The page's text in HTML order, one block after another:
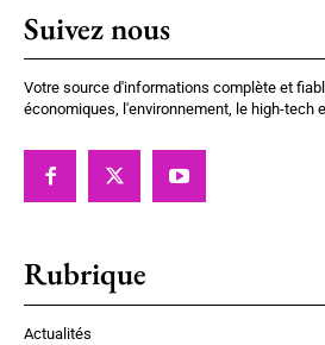
Suivez nous
Votre source d'informations complète et
économiques, l'environnement, le high-tech
Rubrique
Actualités